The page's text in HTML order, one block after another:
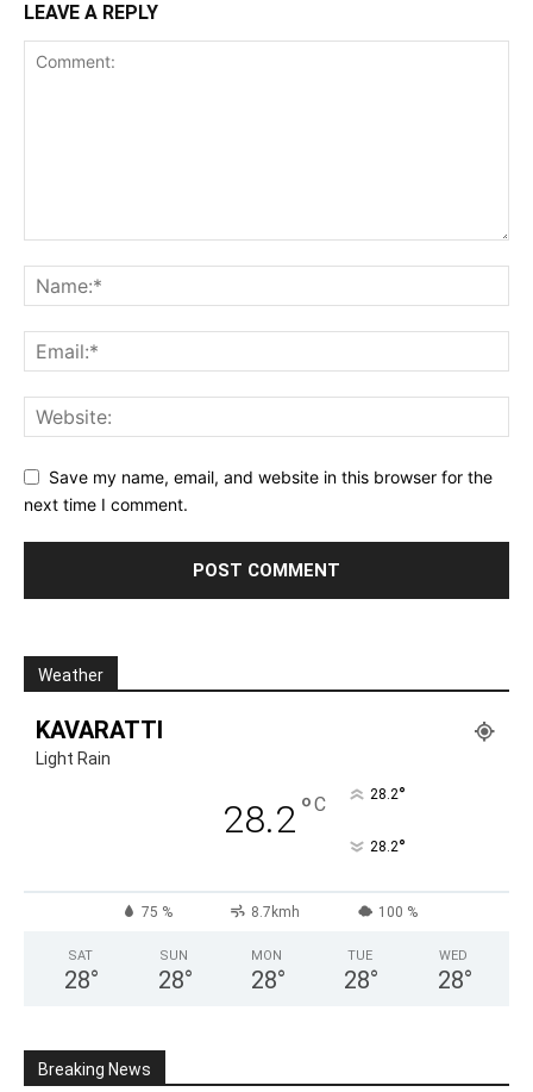
LEAVE A REPLY
Save my name, email, and website in this browser for the
next time I comment.
Weather
KAVARATTI
Light Rain
28.2°C 28.2°
28.2°
75 % 8.7kmh 100 %
SAT
28°
SUN
28°
MON
28°
TUE
28°
WED
28°
Breaking News